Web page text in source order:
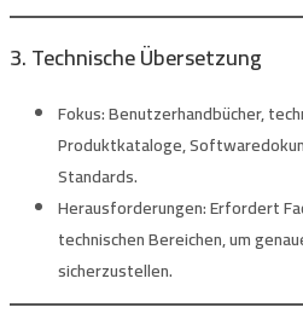
3. Technische Übersetzung
Fokus:Benutzerhandbücher,
Produktkataloge,
Standards.
Herausforderungen:Erfordert
technischen Bereichen, um
sicherzustellen.